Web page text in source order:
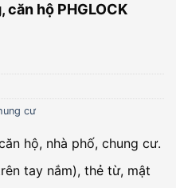
hộ PHGLOCK
cư
hộ, nhà phố, chung cư.
tay nắm), thẻ từ, mật